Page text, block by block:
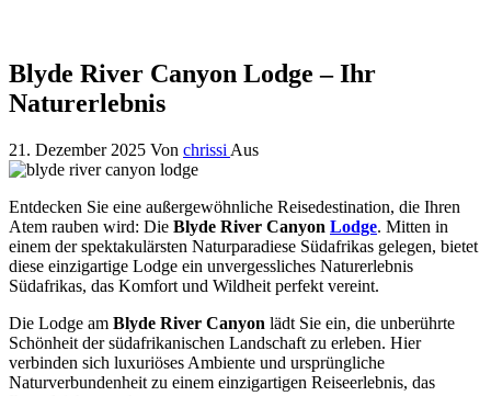
Blyde River Canyon Lodge – Ihr
Naturerlebnis
21. Dezember 2025 Von chrissi Aus
Entdecken Sie eine außergewöhnliche Reisedestination, die Ihren
Atem rauben wird: Die Blyde River Canyon Lodge. Mitten in
einem der spektakulärsten Naturparadiese Südafrikas gelegen, bietet
diese einzigartige Lodge ein unvergessliches Naturerlebnis
Südafrikas, das Komfort und Wildheit perfekt vereint.
Die Lodge am Blyde River Canyon lädt Sie ein, die unberührte
Schönheit der südafrikanischen Landschaft zu erleben. Hier
verbinden sich luxuriöses Ambiente und ursprüngliche
Naturverbundenheit zu einem einzigartigen Reiseerlebnis, das